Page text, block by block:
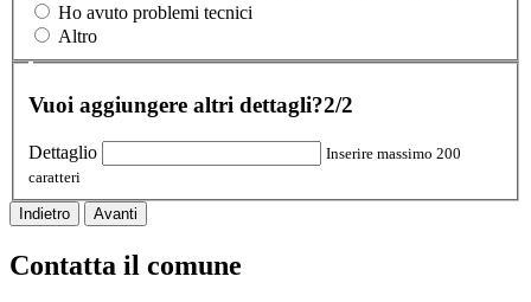
Ho avuto problemi tecnici
Altro
Vuoi aggiungere altri dettagli?2/2
Dettaglio
Inserire massimo 200
caratteri
Indietro Avanti
Contatta il comune